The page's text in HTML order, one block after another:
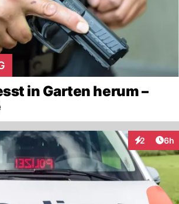
in Garten herum –
2 6h